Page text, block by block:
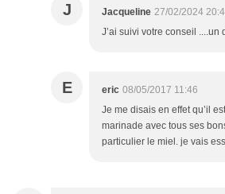
J Jacqueline 27/02/2024
J’ai suivi votre conseil ....un
E eric 08/05/2017 11:46
Je me disais en effet qu’il
marinade avec tous ses
particulier le miel. je vais